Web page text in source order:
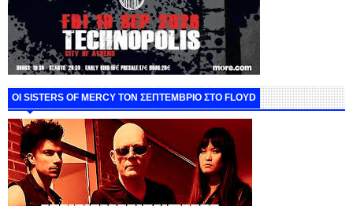
ΟΙ SISTERS OF MERCY ΤΟΝ ΣΕΠΤΕΜΒΡΙΟ ΣΤΟ FLOYD